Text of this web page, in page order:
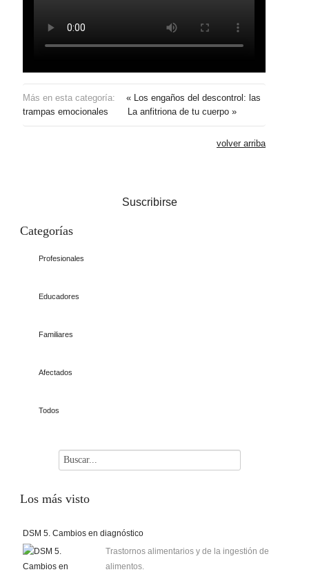
Más en esta categoría:
« Los engaños del descontrol: las
trampas emocionales
La anfitriona de tu cuerpo »
volver arriba
Suscribirse
Categorías
Profesionales
Educadores
Familiares
Afectados
Todos
Los más visto
DSM 5. Cambios en diagnóstico
Trastornos alimentarios y de la ingestión de
alimentos.